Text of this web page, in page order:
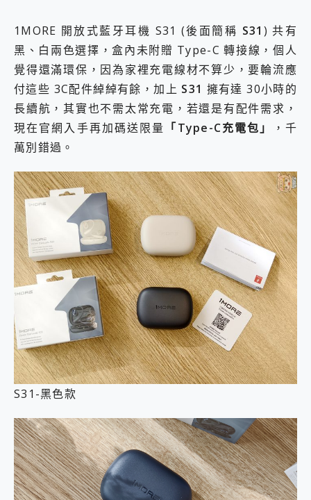
1MORE 開放式藍牙耳機 S31 (後面簡稱 S31 ) 共有
黑、白兩色選擇，盒內未附贈 Type-C 轉接線，個人
覺得還滿環保，因為家裡充電線材不算少，要輪流應
付這些 3C配件綽綽有餘，加上 S31 擁有達 30小時的
長續航，其實也不需太常充電，若還是有配件需求，
現在官網入手再加碼送限量 「Type-C充電包」
，千
萬別錯過。
S31-黑色款